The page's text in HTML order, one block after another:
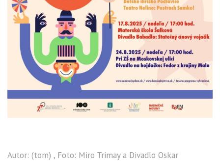
Autor: (tom) , Foto: Miro Trimay a Divadlo Oskar